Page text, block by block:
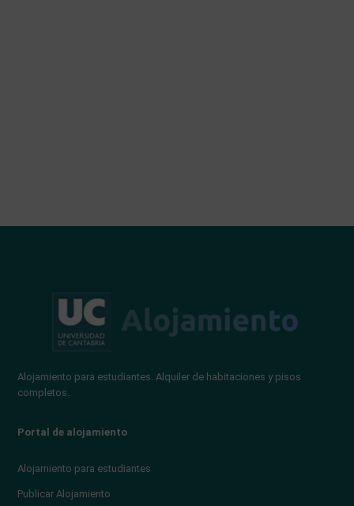
Alojamiento para estudiantes. Alquiler de habitaciones y pisos
completos.
Portal de alojamiento
Alojamiento para estudiantes
Publicar Alojamiento